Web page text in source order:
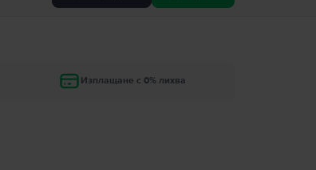
Изплащане с 0% лихва